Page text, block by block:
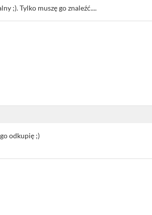
;). Tylko muszę go znaleźć....
odkupię ;)